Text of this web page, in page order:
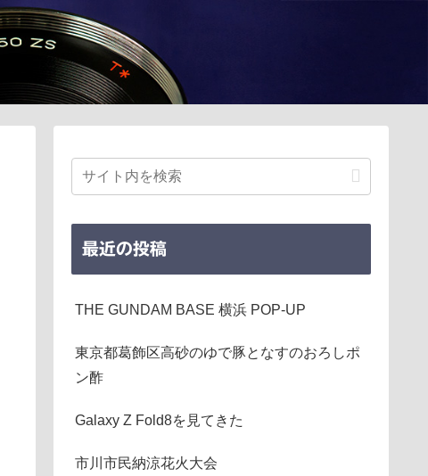
最近の投稿
THE GUNDAM BASE 横浜 POP-UP
東京都葛飾区高砂のゆで豚となすのおろしポ
ン酢
Galaxy Z Fold8を見てきた
市川市民納涼花火大会